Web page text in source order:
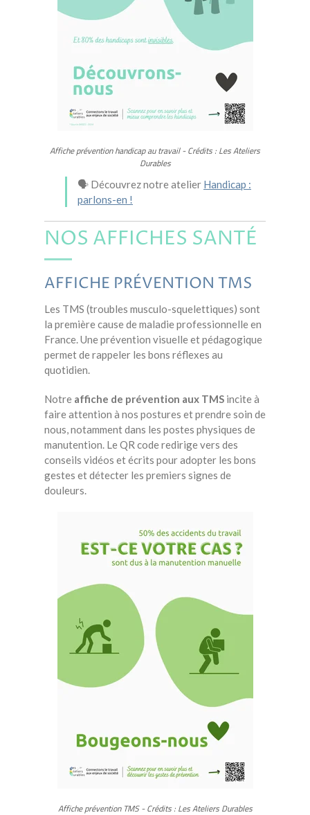
Affiche prévention handicap au travail - Crédits : Les Ateliers
Durables
🗣️ Découvrez notre atelier Handicap :
parlons-en !
NOS AFFICHES SANTÉ
AFFICHE PRÉVENTION TMS
Les TMS (troubles musculo-squelettiques) sont
la première cause de maladie professionnelle en
France. Une prévention visuelle et pédagogique
permet de rappeler les bons réflexes au
quotidien.
Notre affiche de prévention aux TMS incite à
faire attention à nos postures et prendre soin de
nous, notamment dans les postes physiques de
manutention. Le QR code redirige vers des
conseils vidéos et écrits pour adopter les bons
gestes et détecter les premiers signes de
douleurs.
Affiche prévention TMS - Crédits : Les Ateliers Durables